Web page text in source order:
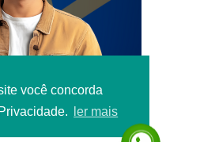
você concorda
ler mais